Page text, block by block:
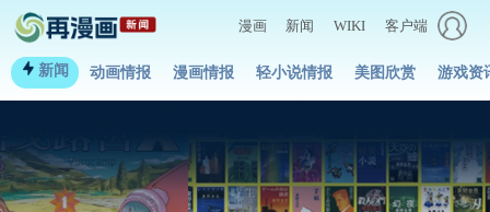
漫画 新闻 WIKI 客户端
新闻 动画情报 漫画情报 轻小说情报 美图欣赏 游戏资